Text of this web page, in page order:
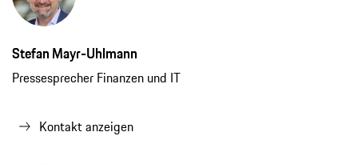
Stefan Mayr-Uhlmann
Pressesprecher Finanzen und IT
Kontakt anzeigen